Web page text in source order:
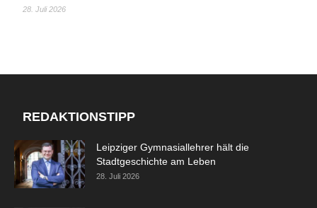
28. Juli 2026
REDAKTIONSTIPP
Leipziger Gymnasiallehrer hält die
Stadtgeschichte am Leben
28. Juli 2026